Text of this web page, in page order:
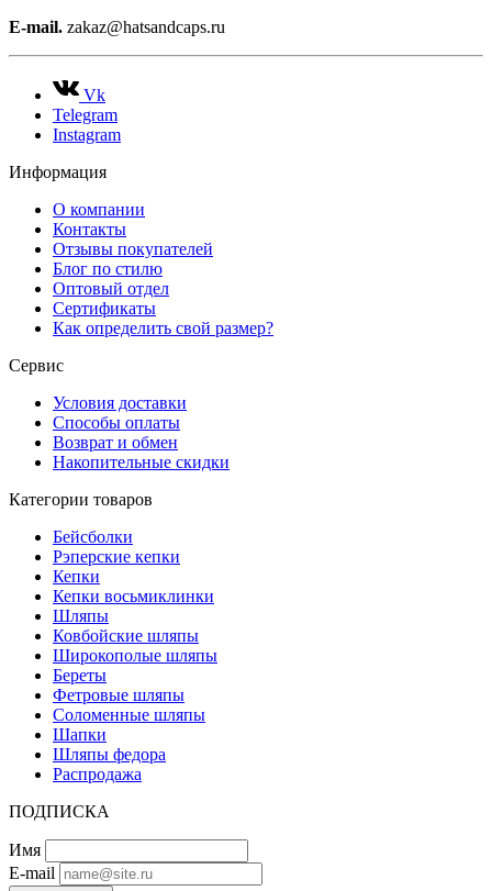
E-mail. zakaz@hatsandcaps.ru
Vk
Telegram
Instagram
Информация
О компании
Контакты
Отзывы покупателей
Блог по стилю
Оптовый отдел
Сертификаты
Как определить свой размер?
Сервис
Условия доставки
Способы оплаты
Возврат и обмен
Накопительные скидки
Категории товаров
Бейсболки
Рэперские кепки
Кепки
Кепки восьмиклинки
Шляпы
Ковбойские шляпы
Широкополые шляпы
Береты
Фетровые шляпы
Соломенные шляпы
Шапки
Шляпы федора
Распродажа
ПОДПИСКА
Имя
E-mail